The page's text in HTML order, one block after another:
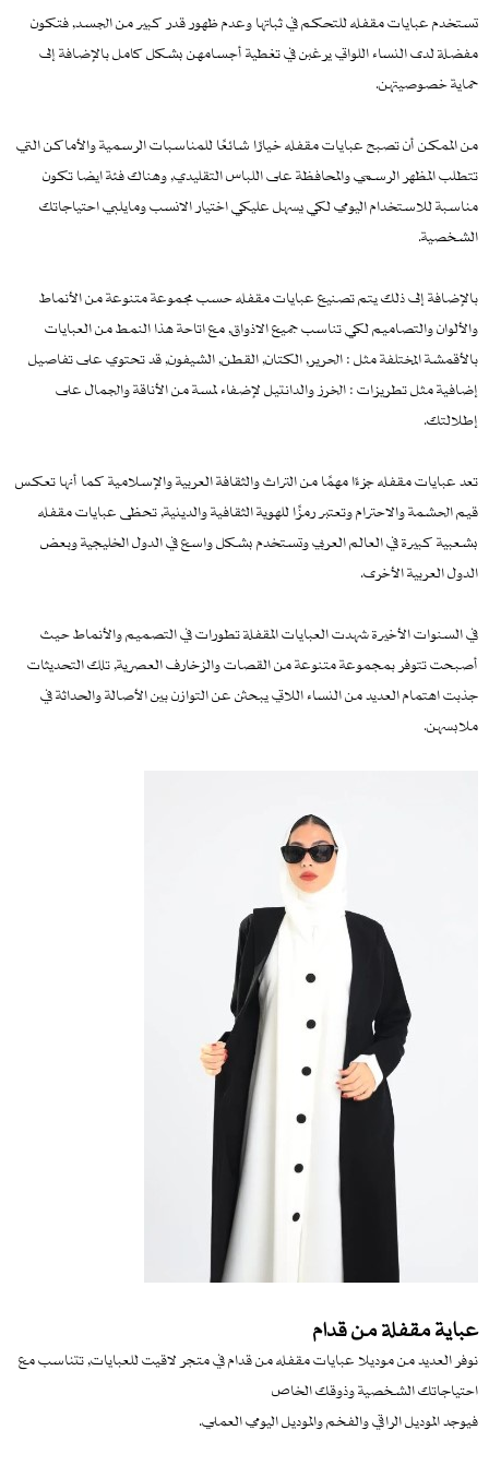
تستخدم عبايات مقفله للتحكم في ثباتها وعدم ظهور قدر كبير من الجسد, فتكون
مفضلة لدى النساء اللواتي يرغبن في تغطية أجسامهن بشكل كامل بالإضافة إلى
حماية خصوصيتهن.
من الممكن أن تصبح عبايات مقفله خيارًا شائعًا للمناسبات الرسمية والأماكن التي
تتطلب المظهر الرسمي والمحافظة على اللباس التقليدي, وهناك فئة ايضا تكون
مناسبة للاستخدام اليومي لكي يسهل عليكي اختيار الانسب ومايلبي احتياجاتك
الشخصية.
بالإضافة إلى ذلك يتم تصنيع عبايات مقفله حسب مجموعة متنوعة من الأنماط
والألوان والتصاميم لكي تناسب جميع الاذواق, مع اتاحة هذا النمط من العبايات
بالأقمشة المختلفة مثل : الحرير, الكتان, القطن, الشيفون, قد تحتوي على تفاصيل
إضافية مثل تطريزات : الخرز والدانتيل لإضفاء لمسة من الأناقة والجمال على
إطلالتك.
تعد عبايات مقفله جزءًا مهمًا من التراث والثقافة العربية والإسلامية كما أنها تعكس
قيم الحشمة والاحترام وتعتبر رمزًا للهوية الثقافية والدينية, تحظى عبايات مقفله
بشعبية كبيرة في العالم العربي وتستخدم بشكل واسع في الدول الخليجية وبعض
الدول العربية الأخرى.
في السنوات الأخيرة شهدت العبايات المقفلة تطورات في التصميم والأنماط حيث
أصبحت تتوفر بمجموعة متنوعة من القصات والزخارف العصرية, تلك التحديثات
جذبت اهتمام العديد من النساء اللاتي يبحثن عن التوازن بين الأصالة والحداثة في
ملابسهن.
عباية مقفلة من قدام
نوفر العديد من موديلا عبايات مقفله من قدام في متجر لاقيت للعبايات, تتناسب مع
احتياجاتك الشخصية وذوقك الخاص
فيوجد الموديل الراقي والفخم والموديل اليومي العملي.